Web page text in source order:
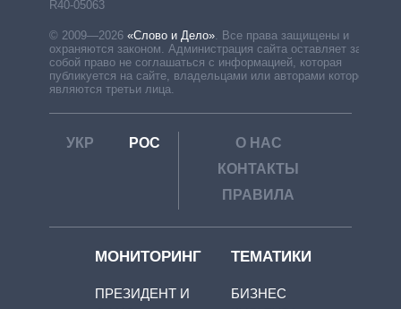
R40-05063
© 2009—2026 «Слово и Дело». Все права защищены и
охраняются законом. Администрация сайта оставляет за
собой право не соглашаться с информацией, которая
публикуется на сайте, владельцами или авторами которой
являются третьи лица.
УКР РОС
О НАС
КОНТАКТЫ
ПРАВИЛА
МОНИТОРИНГ
ПРЕЗИДЕНТ И
ТЕМАТИКИ
БИЗНЕС